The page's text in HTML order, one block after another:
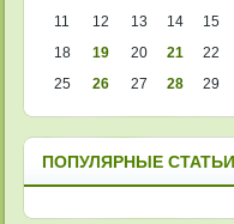
11
12 13 14 15
18
19 20 21 22
25
26 27 28 29
ПОПУЛЯРНЫЕ СТАТЬИ